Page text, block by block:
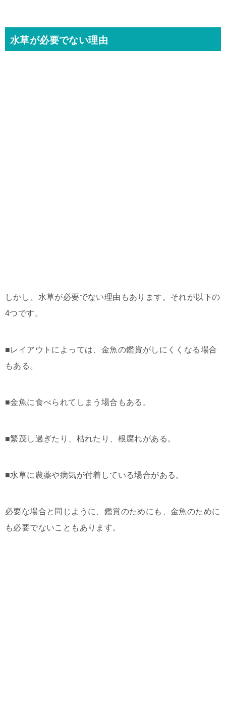
水草が必要でない理由
しかし、水草が必要でない理由もあります。それが以下の
4つです。
■レイアウトによっては、金魚の鑑賞がしにくくなる場合
もある。
■金魚に食べられてしまう場合もある。
■繁茂し過ぎたり、枯れたり、根腐れがある。
■水草に農薬や病気が付着している場合がある。
必要な場合と同じように、鑑賞のためにも、金魚のために
も必要でないこともあります。